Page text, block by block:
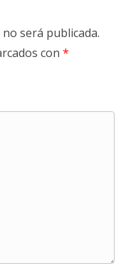
será publicada.
con *